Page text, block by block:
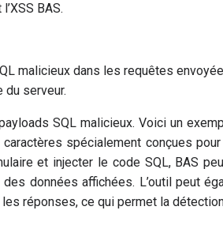
BAS.
malicieux dans les requêtes
serveur.
SQL malicieux. Voici un
spécialement conçues
et injecter le code SQL, BAS
données affichées. L’outil peut
réponses, ce qui permet la